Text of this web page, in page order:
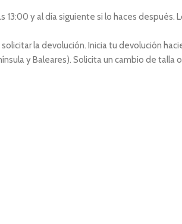
y al día siguiente si lo haces después.
solicitar la devolución. Inicia tu devolución
y Baleares). Solicita un cambio de talla